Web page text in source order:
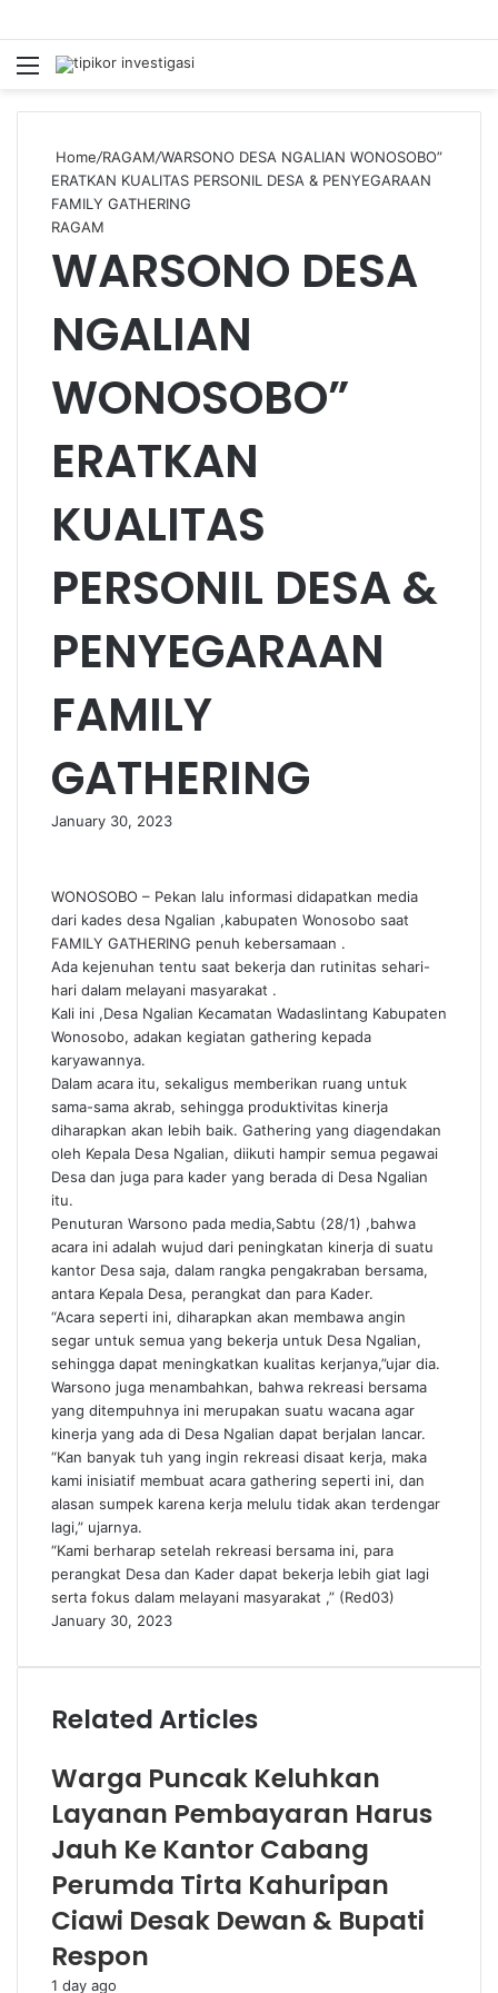
Menu
Home/RAGAM/WARSONO DESA NGALIAN WONOSOBO”
ERATKAN KUALITAS PERSONIL DESA & PENYEGARAAN
FAMILY GATHERING
RAGAM
WARSONO DESA
NGALIAN
WONOSOBO”
ERATKAN
KUALITAS
PERSONIL DESA &
PENYEGARAAN
FAMILY
GATHERING
January 30, 2023
WONOSOBO – Pekan lalu informasi didapatkan media
dari kades desa Ngalian ,kabupaten Wonosobo saat
FAMILY GATHERING penuh kebersamaan .
Ada kejenuhan tentu saat bekerja dan rutinitas sehari-
hari dalam melayani masyarakat .
Kali ini ,Desa Ngalian Kecamatan Wadaslintang Kabupaten
Wonosobo, adakan kegiatan gathering kepada
karyawannya.
Dalam acara itu, sekaligus memberikan ruang untuk
sama-sama akrab, sehingga produktivitas kinerja
diharapkan akan lebih baik. Gathering yang diagendakan
oleh Kepala Desa Ngalian, diikuti hampir semua pegawai
Desa dan juga para kader yang berada di Desa Ngalian
itu.
Penuturan Warsono pada media,Sabtu (28/1) ,bahwa
acara ini adalah wujud dari peningkatan kinerja di suatu
kantor Desa saja, dalam rangka pengakraban bersama,
antara Kepala Desa, perangkat dan para Kader.
“Acara seperti ini, diharapkan akan membawa angin
segar untuk semua yang bekerja untuk Desa Ngalian,
sehingga dapat meningkatkan kualitas kerjanya,”ujar dia.
Warsono juga menambahkan, bahwa rekreasi bersama
yang ditempuhnya ini merupakan suatu wacana agar
kinerja yang ada di Desa Ngalian dapat berjalan lancar.
“Kan banyak tuh yang ingin rekreasi disaat kerja, maka
kami inisiatif membuat acara gathering seperti ini, dan
alasan sumpek karena kerja melulu tidak akan terdengar
lagi,” ujarnya.
“Kami berharap setelah rekreasi bersama ini, para
perangkat Desa dan Kader dapat bekerja lebih giat lagi
serta fokus dalam melayani masyarakat ,” (Red03)
January 30, 2023
Related Articles
Warga Puncak Keluhkan
Layanan Pembayaran Harus
Jauh Ke Kantor Cabang
Perumda Tirta Kahuripan
Ciawi Desak Dewan & Bupati
Respon
1 day ago